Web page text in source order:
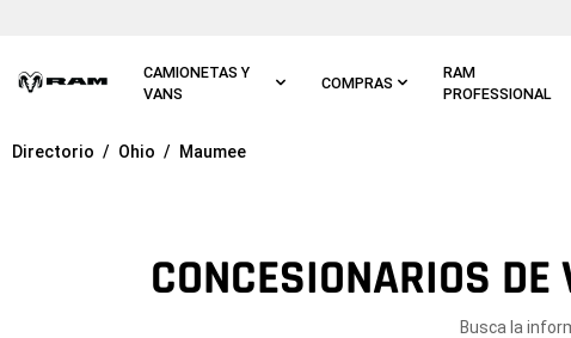
CAMIONETAS Y
VANS
COMPRAS
RAM
PROFESSIONAL
Ir a
Directorio Ohio Maumee
CONCESIONARIOS
Busca la